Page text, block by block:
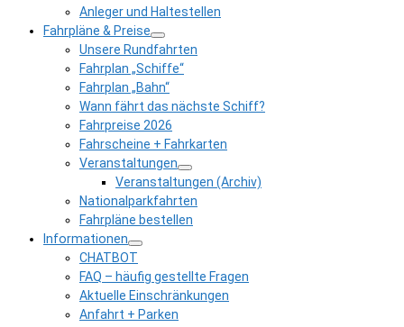
Anleger und Haltestellen
Fahrpläne & Preise
Unsere Rundfahrten
Fahrplan „Schiffe“
Fahrplan „Bahn“
Wann fährt das nächste Schiff?
Fahrpreise 2026
Fahrscheine + Fahrkarten
Veranstaltungen
Veranstaltungen (Archiv)
Nationalparkfahrten
Fahrpläne bestellen
Informationen
CHATBOT
FAQ – häufig gestellte Fragen
Aktuelle Einschränkungen
Anfahrt + Parken